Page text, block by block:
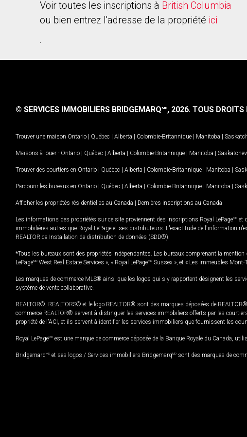
Voir toutes les inscriptions à British Columbia
ou bien entrez l'adresse de la propriété ici
.
© SERVICES IMMOBILIERS BRIDGEMARQMD, 2026. TOUS DROITS
Trouver une maison Ontario | Québec | Alberta | Colombie-Britannique | Manitoba |
Maisons à louer - Ontario | Québec | Alberta | Colombie-Britannique | Manitoba |
Trouver des courtiers en Ontario | Québec | Alberta | Colombie-Britannique | Manitoba |
Parcourir les bureaux en Ontario | Québec | Alberta | Colombie-Britannique | Manitoba |
Afficher les propriétés résidentielles au Canada | Dernières inscriptions au Canada
Les informations des propriétés sur ce site proviennent des inscriptions Royal LePageMD et
immobilières autres que Royal LePage et ses distributeurs. L'exactitude de l'information
REALTOR.ca Installation de distribution de données (SDD®).
*Tous les bureaux sont des propriétés indépendantes. Les bureaux comprenant la mention
LePageMD West Real Estate Services », « Royal LePageMD Sussex », et « Les immeubles
Les marques de commerce MLS® ainsi que les logos qui s'y rapportent désignent les
système de vente collaborative.
REALTOR®, REALTORS® et le logo REALTOR® sont des marques déposées de
commerce REALTOR® servent à distinguer les services immobiliers offerts par les
propriété de l'ACI, et ils servent à identifier les services immobiliers que fournissent les
Royal LePageMD est une marque de commerce déposée de la Banque Royale du Canada,
BridgemarqMD et ses logos / Services immobiliers BridgemarqMD sont des marques de